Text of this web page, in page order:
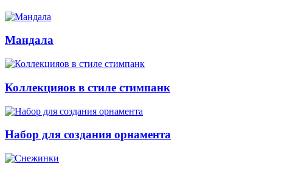
Мандала
Коллекцияов в стиле стимпанк
Набор для создания орнамента